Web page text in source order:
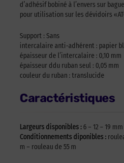
d’adhésif bobiné à l’envers sur
pour utilisation sur les dévidoirs
Support : Sans
intercalaire anti-adhérent : papier
épaisseur de l’intercalaire : 0,10 mm
épaisseur ddu ruban seul : 0,05 mm
couleur du ruban : translucide
Caractéristiques
Largeurs disponibles : 6 – 12 – 19 mm
Conditionnements diponibles :
m – rouleau de 55 m